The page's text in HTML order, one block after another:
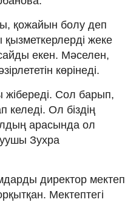
қожайын болу деп
жеке
екен. Мәселен,
көрінеді.
Сол барып,
келеді. Ол біздің
арасында ол
Зухра
директор мектеп
Мектептегі